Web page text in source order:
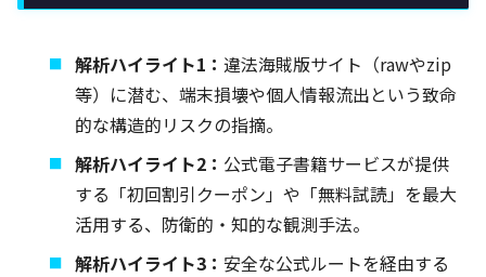
解析ハイライト1：違法海賊版サイト（rawやzip
等）に潜む、端末損壊や個人情報流出という致命
的な構造的リスクの指摘。
解析ハイライト2： 公式電子書籍サービスが提供
する「初回割引クーポン」や「無料試読」を最大
活用する、防衛的・知的な観測手法。
解析ハイライト3： 安全な公式ルートを経由する